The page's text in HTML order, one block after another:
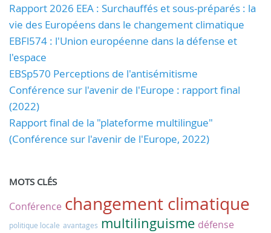
Rapport 2026 EEA : Surchauffés et sous-préparés : la
vie des Européens dans le changement climatique
EBFl574 : l'Union européenne dans la défense et
l'espace
EBSp570 Perceptions de l'antisémitisme
Conférence sur l'avenir de l'Europe : rapport final
(2022)
Rapport final de la "plateforme multilingue"
(Conférence sur l'avenir de l'Europe, 2022)
MOTS CLÉS
Conférence changement climatique
politique locale avantages multilinguisme défense